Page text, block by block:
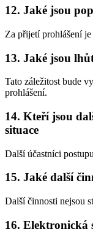
12. Jaké jsou
Za přijetí prohlášení
13. Jaké jsou
Tato záležitost bude
prohlášení.
14. Kteří jsou
situace
Další účastníci
15. Jaké další
Další činnosti nejsou
16. Elektronická